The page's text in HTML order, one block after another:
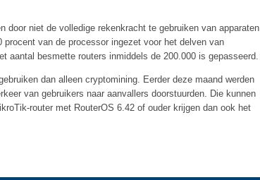
door niet de volledige rekenkracht te gebruiken van apparaten
van de processor ingezet voor het delven van
aantal besmette routers inmiddels de 200.000 is gepasseerd.
dan alleen cryptomining. Eerder deze maand werden
van gebruikers naar aanvallers doorstuurden. Die kunnen
router met RouterOS 6.42 of ouder krijgen dan ook het